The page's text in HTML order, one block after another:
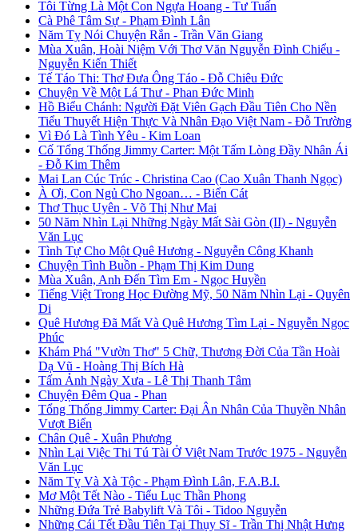
Tôi Từng Là Một Con Ngựa Hoang - Tư Tuấn
Cà Phê Tâm Sự - Phạm Đình Lân
Năm Tỵ Nói Chuyện Rắn - Trần Văn Giang
Mùa Xuân, Hoài Niệm Với Thơ Văn Nguyễn Đình Chiểu -
Nguyễn Kiến Thiết
Tế Táo Thi: Thơ Đưa Ông Táo - Đỗ Chiêu Đức
Chuyện Về Một Lá Thư - Phan Đức Minh
Hồ Biểu Chánh: Người Đặt Viên Gạch Đầu Tiên Cho Nền
Tiểu Thuyết Hiện Thực Và Nhân Đạo Việt Nam - Đỗ Trường
Vì Đó Là Tình Yêu - Kim Loan
Cố Tổng Thống Jimmy Carter: Một Tấm Lòng Đầy Nhân Ái
- Đỗ Kim Thêm
Mai Lan Cúc Trúc - Christina Cao (Cao Xuân Thanh Ngọc)
À Ơi, Con Ngủ Cho Ngoan… - Biển Cát
Thơ Thục Uyên - Võ Thị Như Mai
50 Năm Nhìn Lại Những Ngày Mất Sài Gòn (II) - Nguyễn
Văn Lục
Tình Tự Cho Một Quê Hương - Nguyễn Công Khanh
Chuyện Tình Buồn - Phạm Thị Kim Dung
Mùa Xuân, Anh Đến Tìm Em - Ngọc Huyền
Tiếng Việt Trong Học Đường Mỹ, 50 Năm Nhìn Lại - Quyên
Di
Quê Hương Đã Mất Và Quê Hương Tìm Lại - Nguyễn Ngọc
Phúc
Khám Phá "Vườn Thơ" 5 Chữ, Thương Đời Của Tần Hoài
Dạ Vũ - Hoàng Thị Bích Hà
Tấm Ảnh Ngày Xưa - Lê Thị Thanh Tâm
Chuyện Đêm Qua - Phan
Tổng Thống Jimmy Carter: Đại Ân Nhân Của Thuyền Nhân
Vượt Biển
Chân Quê - Xuân Phương
Nhìn Lại Việc Thi Tú Tài Ở Việt Nam Trước 1975 - Nguyễn
Văn Lục
Năm Tỵ Và Xà Tộc - Phạm Đình Lân, F.A.B.I.
Mơ Một Tết Nào - Tiểu Lục Thần Phong
Những Đứa Trẻ Babylift Và Tôi - Tidoo Nguyễn
Những Cái Tết Đầu Tiên Tại Thụy Sĩ - Trần Thị Nhật Hưng